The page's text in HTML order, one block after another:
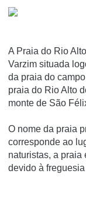
A Praia do Rio
Varzim situada
da praia do
praia do Rio Alto
monte de São
O nome da praia
corresponde ao
naturistas, a praia
devido à